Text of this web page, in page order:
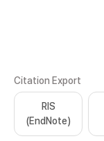
Citation Export
RIS
(EndNote)